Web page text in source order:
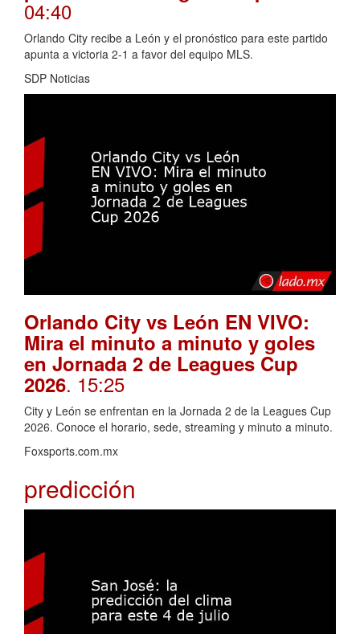
04:40
Orlando City recibe a León y el pronóstico para este partido
apunta a victoria 2-1 a favor del equipo MLS.
SDP Noticias
Orlando City vs León EN VIVO:
Mira el minuto a minuto y goles
en Jornada 2 de Leagues Cup
2026. 15:25
City y León se enfrentan en la Jornada 2 de la Leagues Cup
2026. Conoce el horario, sede, streaming y minuto a minuto.
Foxsports.com.mx
predicción